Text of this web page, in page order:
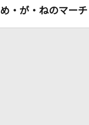
め・が・ねのマーチ